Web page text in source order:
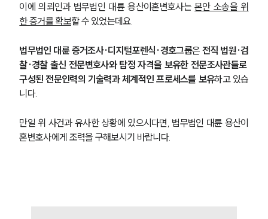
그룹소개
이에 의뢰인과 법무법인 대륜 용산이혼변호사는 본안 소송을 위
한 증거를 확보할 수 있었는데요.
법무법인 대륜 증거조사·디지털포렌식·경호그룹은 전직 법원·검
찰·경찰 출신 전문변호사와 탐정 자격을 보유한 전문조사관들로
구성된 전문인력의 기술력과 체계적인 프로세스를 보유하고 있습
니다.
만일 위 사건과 유사한 상황에 있으시다면, 법무법인 대륜 용산이
혼변호사에게 조력을 구해보시기 바랍니다.